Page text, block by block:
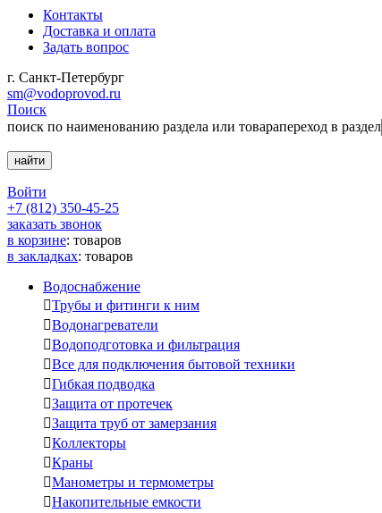
Контакты
Доставка и оплата
Задать вопрос
г. Санкт-Петербург
sm@vodoprovod.ru
Поиск
поиск по наименованию раздела или товарапереход в раздел
Войти
+7 (812) 350-45-25
заказать звонок
в корзине: товаров
в закладках: товаров
Водоснабжение
Трубы и фитинги к ним
Водонагреватели
Водоподготовка и фильтрация
Все для подключения бытовой техники
Гибкая подводка
Защита от протечек
Защита труб от замерзания
Коллекторы
Краны
Манометры и термометры
Накопительные емкости